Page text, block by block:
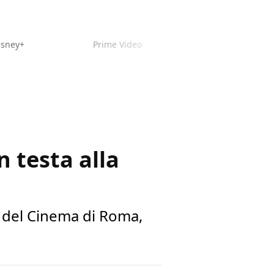
Prime Video
testa alla
Cinema di Roma,